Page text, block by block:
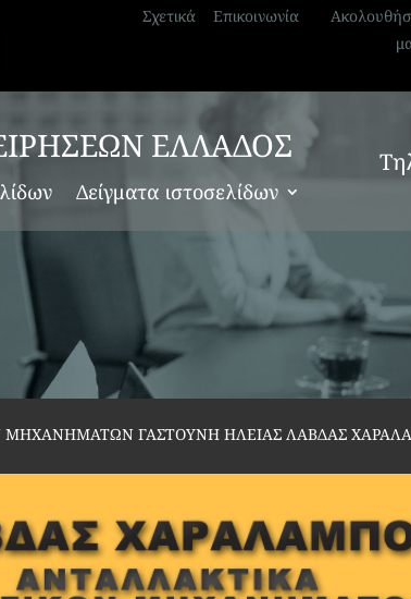
Σχετικά Επικοινωνία
ΕΛΛΑΔΟΣ
Δείγματα ιστοσελίδων
ΜΗΧΑΝΗΜΑΤΩΝ ΓΑΣΤΟΥΝΗ ΗΛΕΙΑΣ ΛΑΒΔΑΣ